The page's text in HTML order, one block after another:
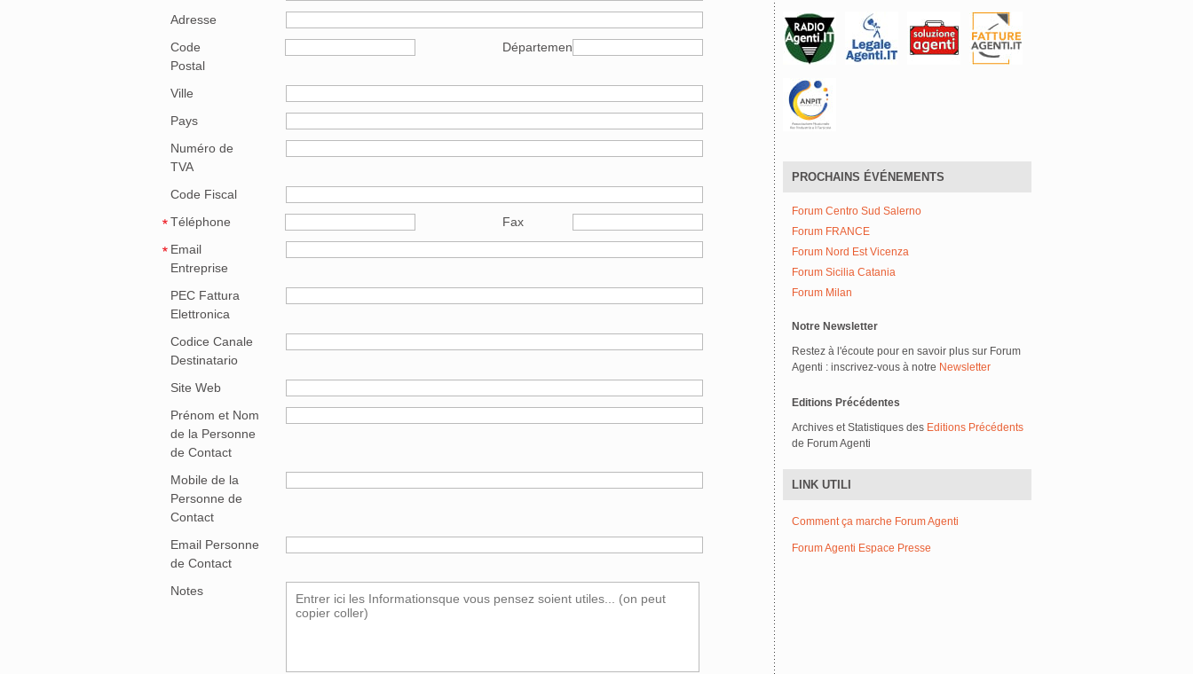
Adresse
Code
Postal
Département
Ville
Pays
Numéro de
TVA
Code Fiscal
Téléphone
Fax
Email
Entreprise
PEC Fattura
Elettronica
Codice Canale
Destinatario
Site Web
Prénom et Nom
de la Personne
de Contact
Mobile de la
Personne de
Contact
Email Personne
de Contact
Notes
PROCHAINS ÉVÉNEMENTS
Forum Centro Sud Salerno
Forum FRANCE
Forum Nord Est Vicenza
Forum Sicilia Catania
Forum Milan
Notre Newsletter
Restez à l'écoute pour en savoir plus sur Forum
Agenti : inscrivez-vous à notre Newsletter
Editions Précédentes
Archives et Statistiques des Editions Précédents
de Forum Agenti
LINK UTILI
Comment ça marche Forum Agenti
Forum Agenti Espace Presse